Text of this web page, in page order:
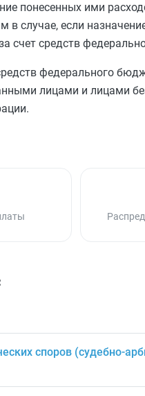
понесенных ими
случае, если
счет средств
федерального
лицами и лицами
споров (судебно-